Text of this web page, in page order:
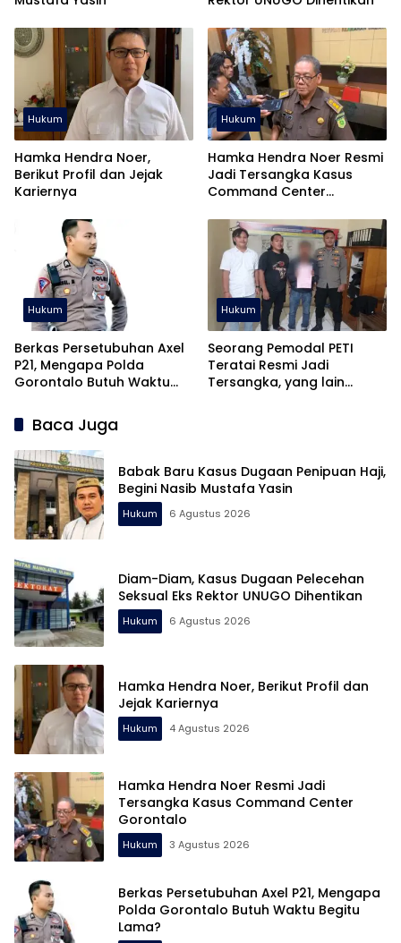
Hukum
Hamka Hendra Noer,
Berikut Profil dan Jejak
Kariernya
Hukum
Hamka Hendra Noer Resmi
Jadi Tersangka Kasus
Command Center
Hukum
Berkas Persetubuhan Axel
P21, Mengapa Polda
Gorontalo Butuh Waktu
Hukum
Seorang Pemodal PETI
Teratai Resmi Jadi
Tersangka, yang lain
Baca Juga
Babak Baru Kasus Dugaan Penipuan Haji,
Begini Nasib Mustafa Yasin
Hukum 6 Agustus 2026
Diam-Diam, Kasus Dugaan Pelecehan
Seksual Eks Rektor UNUGO Dihentikan
Hukum 6 Agustus 2026
Hamka Hendra Noer, Berikut Profil dan
Jejak Kariernya
Hukum 4 Agustus 2026
Hamka Hendra Noer Resmi Jadi
Tersangka Kasus Command Center
Gorontalo
Hukum 3 Agustus 2026
Berkas Persetubuhan Axel P21, Mengapa
Polda Gorontalo Butuh Waktu Begitu
Lama?